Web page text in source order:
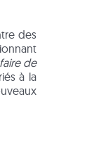
des
de
à la